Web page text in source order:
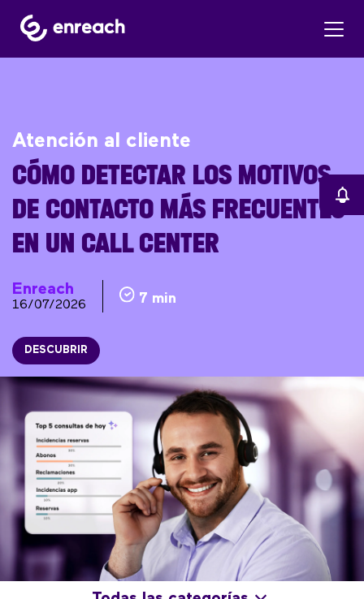
Atención al cliente
CÓMO DETECTAR LOS MOTIVOS
DE CONTACTO MÁS FRECUENTES
EN UN CALL CENTER
Enreach
16/07/2026 7 min
DESCUBRIR